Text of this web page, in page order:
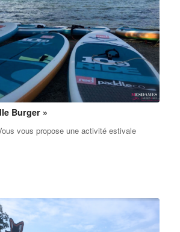
Burger »
vous propose une activité estivale